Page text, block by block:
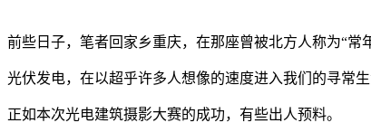
前些日子，笔者回家乡重庆，在那座曾被北方人称为“常
光伏发电，在以超乎许多人想像的速度进入我们的寻常生
正如本次光电建筑摄影大赛的成功，有些出人预料。